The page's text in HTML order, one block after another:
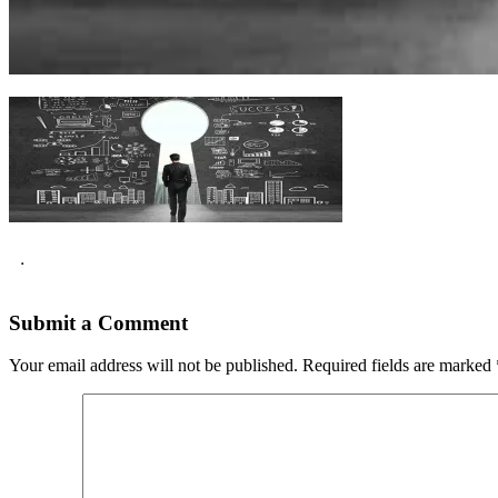
.
Submit a Comment
Your email address will not be published. Required fields are marked